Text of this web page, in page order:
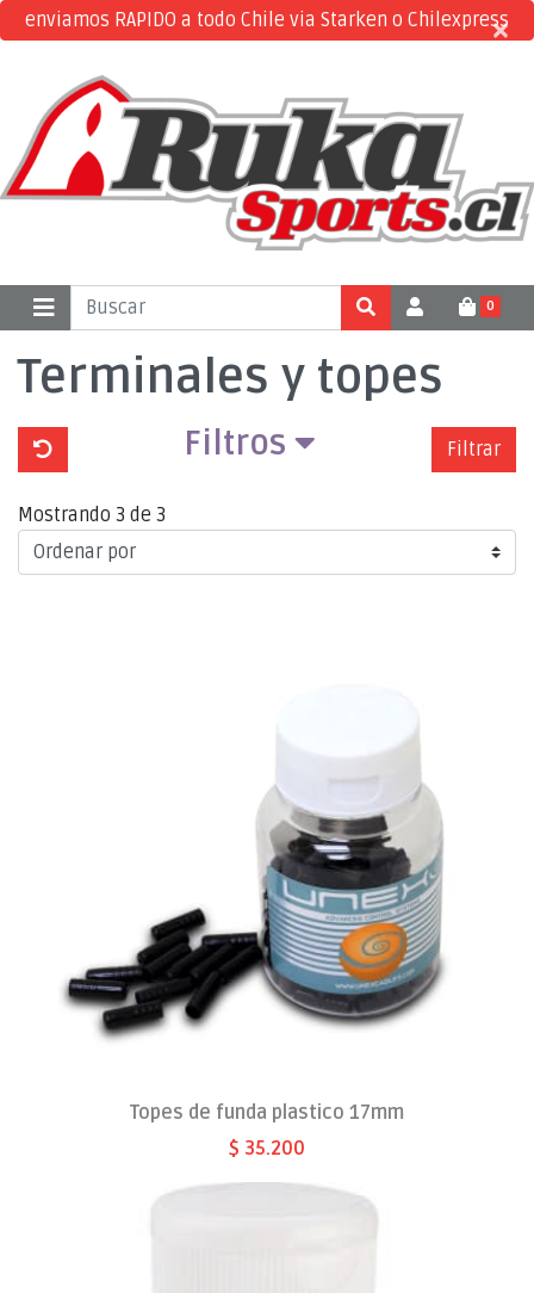
enviamos RAPIDO a todo Chile via Starken o Chilexpress
×
×
0
Terminales y topes
Filtros Filtrar
Mostrando 3 de 3
Topes de funda plastico 17mm
$ 35.200